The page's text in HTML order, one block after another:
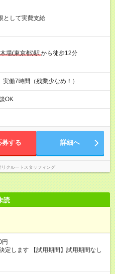
として実費支給
木場(東京都)駅から徒歩12分
働7時間（残業少なめ！）
OK
募する 詳細へ
リクルートスタッフィング
読
※経験・能力を考慮して決定します 【試用期間】試用期間なし